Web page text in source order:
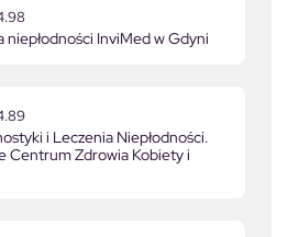
niepłodności InviMed w Gdyni
i Leczenia Niepłodności.
Centrum Zdrowia Kobiety i